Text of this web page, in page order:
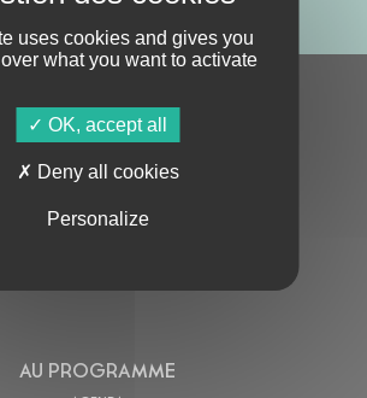
À LA NEWSLETTER
AU PROGRAMME
uses cookies and gives you
what you want to activate
OK, accept all
Deny all cookies
Personalize